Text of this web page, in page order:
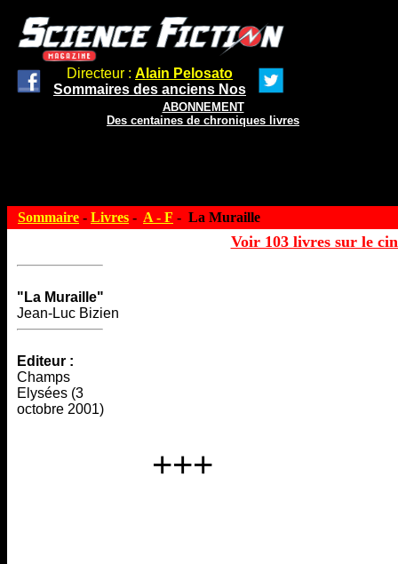
Directeur : Alain Pelosato
Sommaires des anciens Nos
ABONNEMENT
Des centaines de chroniques livres
Sommaire - Livres - A - F - La Muraille
Voir 103 livres sur le
"La Muraille"
Jean-Luc Bizien
Editeur :
Champs
Elysées (3
octobre 2001)
+++